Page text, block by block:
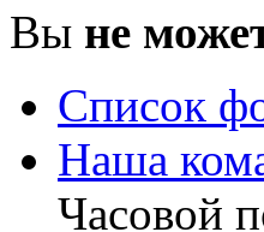
Вы не
Список
Наша
Часовой